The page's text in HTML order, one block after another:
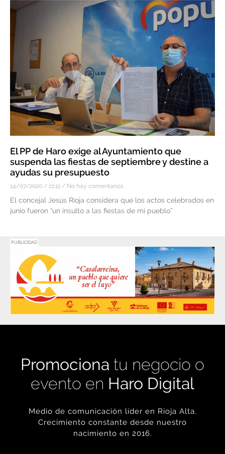
El PP de Haro exige al Ayuntamiento que
suspenda las fiestas de septiembre y destine a
ayudas su presupuesto
14/07/2020 21:11 No hay comentarios
El concejal Jesús Rioja considera que los actos celebrados en
junio fueron “un insulto a las fiestas de mi pueblo”
PUBLICIDAD
Promociona tu negocio o
evento en Haro Digital
Medio de comunicación líder en Rioja Alta.
Crecimiento constante desde nuestro
nacimiento en 2016.